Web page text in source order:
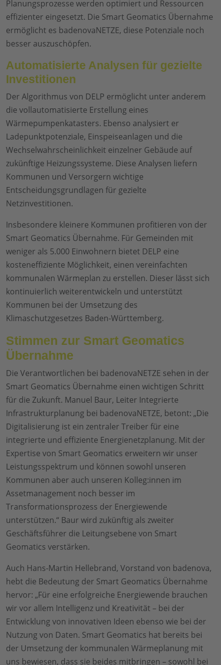
Planungsprozesse werden optimiert und Ressourcen
effizienter eingesetzt. Die Smart Geomatics Übernahme
ermöglicht es badenovaNETZE, diese Potenziale noch
besser auszuschöpfen.
Automatisierte Analysen für gezielte
Investitionen
Der Algorithmus von DELP ermöglicht unter anderem
die vollautomatisierte Erstellung eines
Wärmepumpenkatasters. Ebenso analysiert er
Ladepunktpotenziale, Einspeiseanlagen und die
Wechselwahrscheinlichkeit einzelner Gebäude auf
zukünftige Heizungssysteme. Diese Analysen liefern
Kommunen und Versorgern wichtige
Entscheidungsgrundlagen für gezielte
Netzinvestitionen.
Insbesondere kleinere Kommunen profitieren von der
Smart Geomatics Übernahme. Für Gemeinden mit
weniger als 5.000 Einwohnern bietet DELP eine
kosteneffiziente Möglichkeit, einen vereinfachten
kommunalen Wärmeplan zu erstellen. Dieser lässt sich
kontinuierlich weiterentwickeln und unterstützt
Kommunen bei der Umsetzung des
Klimaschutzgesetzes Baden-Württemberg.
Stimmen zur Smart Geomatics
Übernahme
Die Verantwortlichen bei badenovaNETZE sehen in der
Smart Geomatics Übernahme einen wichtigen Schritt
für die Zukunft. Manuel Baur, Leiter Integrierte
Infrastrukturplanung bei badenovaNETZE, betont: „Die
Digitalisierung ist ein zentraler Treiber für eine
integrierte und effiziente Energienetzplanung. Mit der
Expertise von Smart Geomatics erweitern wir unser
Leistungsspektrum und können sowohl unseren
Kommunen aber auch unseren Kolleg:innen im
Assetmanagement noch besser im
Transformationsprozess der Energiewende
unterstützen.“ Baur wird zukünftig als zweiter
Geschäftsführer die Leitungsebene von Smart
Geomatics verstärken.
Auch Hans-Martin Hellebrand, Vorstand von badenova,
hebt die Bedeutung der Smart Geomatics Übernahme
hervor: „Für eine erfolgreiche Energiewende brauchen
wir vor allem Intelligenz und Kreativität – bei der
Entwicklung von innovativen Ideen ebenso wie bei der
Nutzung von Daten. Smart Geomatics hat bereits bei
der Umsetzung der kommunalen Wärmeplanung mit
uns bewiesen, dass sie beides mitbringen – sowohl bei